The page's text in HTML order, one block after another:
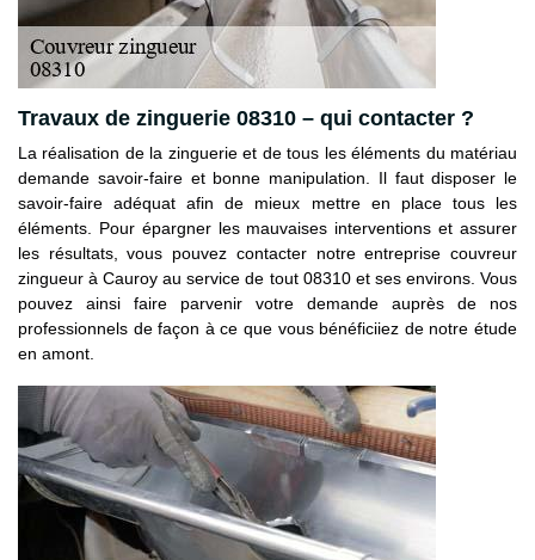
Travaux de zinguerie 08310 – qui contacter ?
La réalisation de la zinguerie et de tous les éléments du matériau
demande savoir-faire et bonne manipulation. Il faut disposer le
savoir-faire adéquat afin de mieux mettre en place tous les
éléments. Pour épargner les mauvaises interventions et assurer
les résultats, vous pouvez contacter notre entreprise couvreur
zingueur à Cauroy au service de tout 08310 et ses environs. Vous
pouvez ainsi faire parvenir votre demande auprès de nos
professionnels de façon à ce que vous bénéficiiez de notre étude
en amont.